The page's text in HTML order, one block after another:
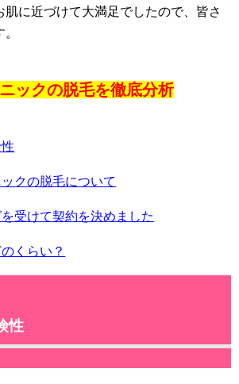
肌に近づけて大満足でしたので、皆さ
ックの脱毛を徹底分析
クの脱毛について
受けて契約を決めました
くらい？
性